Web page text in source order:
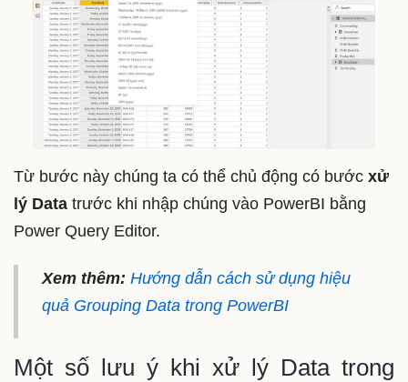
Từ bước này chúng ta có thể chủ động có bước xử
lý Data trước khi nhập chúng vào PowerBI bằng
Power Query Editor.
Xem thêm: Hướng dẫn cách sử dụng hiệu
quả Grouping Data trong PowerBI
Một số lưu ý khi xử lý Data trong